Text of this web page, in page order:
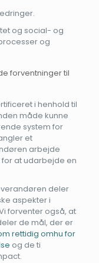
og social- og
og
forventninger til
i henhold til
måde kunne
system for
et
arbejde
for at udarbejde en
deler
aspekter i
forventer også, at
de mål, der er
rettidig omhu for
og de ti